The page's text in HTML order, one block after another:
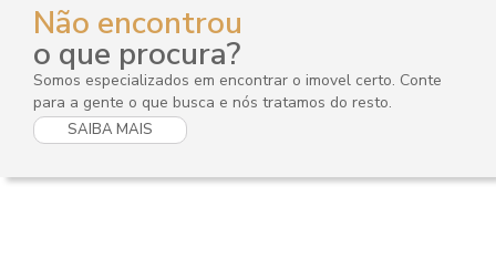
Não encontrou
o que procura?
Somos especializados em encontrar o imovel certo. Conte
para a gente o que busca e nós tratamos do resto.
SAIBA MAIS